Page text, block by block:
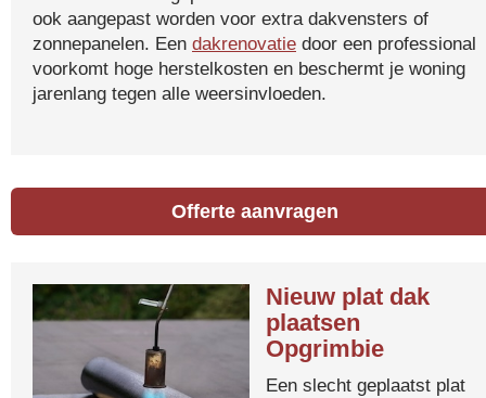
ook aangepast worden voor extra dakvensters of
zonnepanelen. Een dakrenovatie door een professional
voorkomt hoge herstelkosten en beschermt je woning
jarenlang tegen alle weersinvloeden.
Offerte aanvragen
Nieuw plat dak
plaatsen
Opgrimbie
Een slecht geplaatst plat